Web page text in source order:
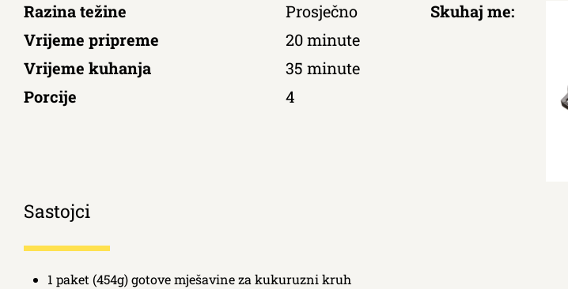
Razina težine
Prosječno
Vrijeme pripreme
20 minute
Vrijeme kuhanja
35 minute
Porcije
4
Skuhaj me:
Sastojci
1 paket (454g) gotove mješavine za kukuruzni kruh